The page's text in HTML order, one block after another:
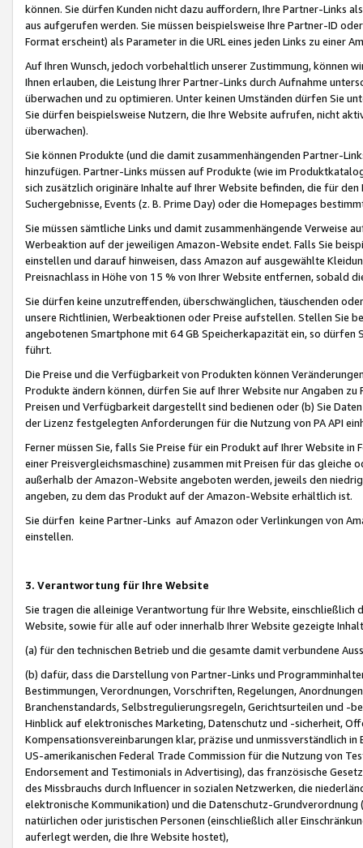
können. Sie dürfen Kunden nicht dazu auffordern, Ihre Partner-Links
aus aufgerufen werden. Sie müssen beispielsweise Ihre Partner-ID
Format erscheint) als Parameter in die URL eines jeden Links zu einer
Auf Ihren Wunsch, jedoch vorbehaltlich unserer Zustimmung, können
Ihnen erlauben, die Leistung Ihrer Partner-Links durch Aufnahme
überwachen und zu optimieren. Unter keinen Umständen dürfen Sie
Sie dürfen beispielsweise Nutzern, die Ihre Website aufrufen, nicht
überwachen).
Sie können Produkte (und die damit zusammenhängenden Partner-
hinzufügen. Partner-Links müssen auf Produkte (wie im
sich zusätzlich originäre Inhalte auf Ihrer Website befinden, die für
Suchergebnisse, Events (z. B. Prime Day) oder die Homepages
Sie müssen sämtliche Links und damit zusammenhängende
Werbeaktion auf der jeweiligen Amazon-Website endet. Falls Sie
einstellen und darauf hinweisen, dass Amazon auf ausgewählte
Preisnachlass in Höhe von 15 % von Ihrer Website entfernen, sobald
Sie dürfen keine unzutreffenden, überschwänglichen, täuschenden
unsere Richtlinien, Werbeaktionen oder Preise aufstellen. Stellen Sie
angebotenen Smartphone mit 64 GB Speicherkapazität ein, so dürfen
führt.
Die Preise und die Verfügbarkeit von Produkten können
Produkte ändern können, dürfen Sie auf Ihrer Website nur Angaben
Preisen und Verfügbarkeit dargestellt sind bedienen oder (b) Sie
der Lizenz festgelegten Anforderungen für die Nutzung von PA API
Ferner müssen Sie, falls Sie Preise für ein Produkt auf Ihrer Website
einer Preisvergleichsmaschine) zusammen mit Preisen für das
außerhalb der Amazon-Website angeboten werden, jeweils den
angeben, zu dem das Produkt auf der Amazon-Website erhältlich ist.
Sie dürfen keine Partner-Links auf Amazon oder Verlinkungen von
einstellen.
3. Verantwortung für Ihre Website
Sie tragen die alleinige Verantwortung für Ihre Website,
Website, sowie für alle auf oder innerhalb Ihrer Website gezeigte
(a) für den technischen Betrieb und die gesamte damit verbundene
(b) dafür, dass die Darstellung von Partner-Links und
Bestimmungen, Verordnungen, Vorschriften, Regelungen,
Branchenstandards, Selbstregulierungsregeln, Gerichtsurteilen und -
Hinblick auf elektronisches Marketing, Datenschutz und -sicherheit,
Kompensationsvereinbarungen klar, präzise und unmissverständlich
US-amerikanischen Federal Trade Commission für die Nutzung von
Endorsement and Testimonials in Advertising), das französische
des Missbrauchs durch Influencer in sozialen Netzwerken, die
elektronische Kommunikation) und die Datenschutz-
natürlichen oder juristischen Personen (einschließlich aller
auferlegt werden, die Ihre Website hostet),